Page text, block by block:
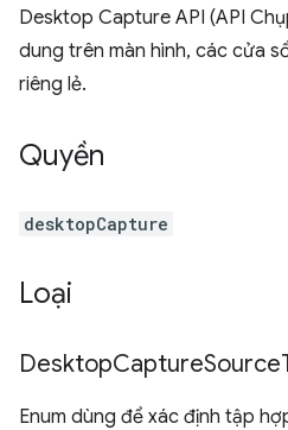
Desktop Capture API (API
dung trên màn hình, các cửa
riêng lẻ.
Quyền
desktopCapture
Loại
DesktopCaptureSource
Enum dùng để xác định tập